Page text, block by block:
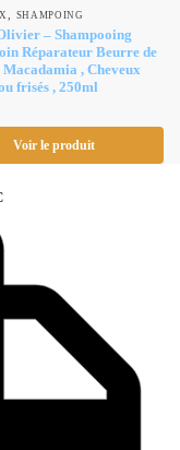
SHAMPOING
– Shampooing
Réparateur Beurre de
, Cheveux
frisés , 250ml
Voir le produit